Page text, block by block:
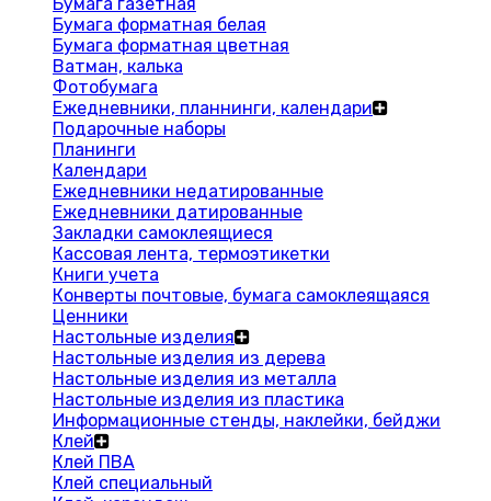
Бумага форматная белая
Бумага форматная цветная
Ватман, калька
Фотобумага
Ежедневники, планнинги, календари
Подарочные наборы
Планинги
Календари
Ежедневники недатированные
Ежедневники датированные
Закладки самоклеящиеся
Кассовая лента, термоэтикетки
Книги учета
Конверты почтовые, бумага самоклеящаяся
Ценники
Настольные изделия
Настольные изделия из дерева
Настольные изделия из металла
Настольные изделия из пластика
Информационные стенды, наклейки, бейджи
Клей
Клей ПВА
Клей специальный